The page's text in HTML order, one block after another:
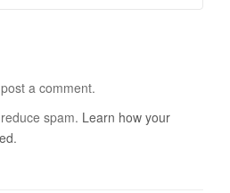
a comment.
spam. Learn how your
.